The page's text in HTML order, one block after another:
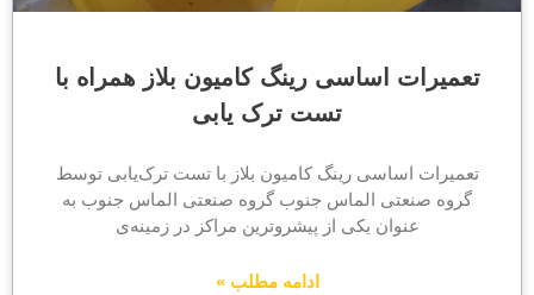
تعمیرات اساسی رینگ کامیون بلاز همراه با
تست ترک یابی
تعمیرات اساسی رینگ کامیون بلاز با تست ترک‌یابی توسط
گروه صنعتی الماس جنوب گروه صنعتی الماس جنوب به
عنوان یکی از پیشروترین مراکز در زمینه‌ی
ادامه مطلب »